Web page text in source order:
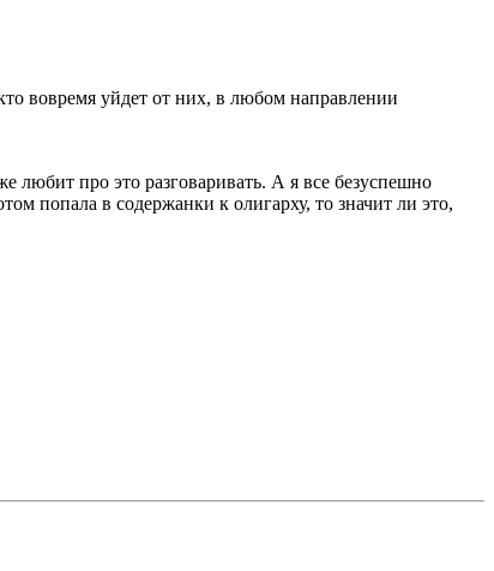
вовремя уйдет от них, в любом направлении
про это разговаривать. А я все безуспешно
попала в содержанки к олигарху, то значит ли это,